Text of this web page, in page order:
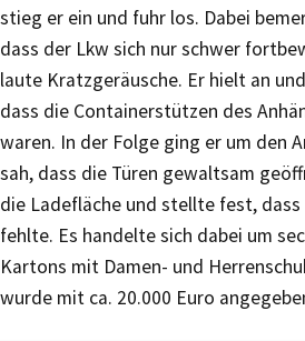
stieg er ein und fuhr los. Dabei
dass der Lkw sich nur schwer
laute Kratzgeräusche. Er hielt an
dass die Containerstützen des
waren. In der Folge ging er um den
sah, dass die Türen gewaltsam
die Ladefläche und stellte fest,
fehlte. Es handelte sich dabei um
Kartons mit Damen- und
wurde mit ca. 20.000 Euro